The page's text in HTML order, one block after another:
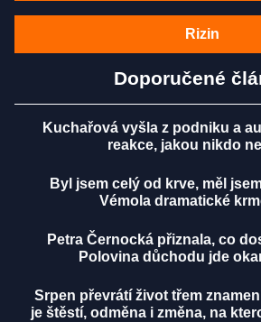
Rizin
Doporučené
Kuchařová vyšla z podniku a
reakce, jakou nikdo
Byl jsem celý od krve, měl
Vémola dramatické
Petra Černocká přiznala, co
Polovina důchodu jde
Srpen převrátí život třem
je štěstí, odměna i změna, na